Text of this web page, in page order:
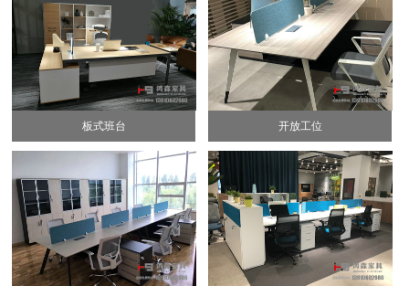
板式班台 开放工位